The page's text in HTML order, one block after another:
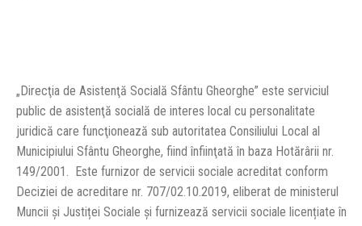
„Direcţia de Asistenţă Socială Sfântu Gheorghe” este serviciul
public de asistenţă socială de interes local cu personalitate
juridică care funcţionează sub autoritatea Consiliului Local al
Municipiului Sfântu Gheorghe, fiind înfiinţată în baza Hotărârii nr.
149/2001. Este furnizor de servicii sociale acreditat conform
Deciziei de acreditare nr. 707/02.10.2019, eliberat de ministerul
Muncii și Justiței Sociale și furnizează servicii sociale licențiate în